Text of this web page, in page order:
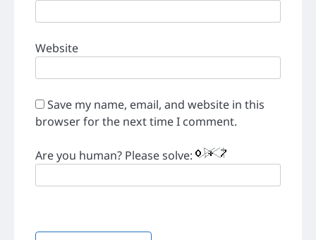
Website
Save my name, email, and website in this
browser for the next time I comment.
Are you human? Please solve: